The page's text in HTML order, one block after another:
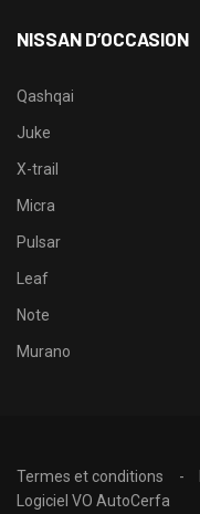
NISSAN D’OCCASION
Qashqai
Juke
X-trail
Micra
Pulsar
Leaf
Note
Murano
Termes et conditions
Logiciel VO AutoCerfa